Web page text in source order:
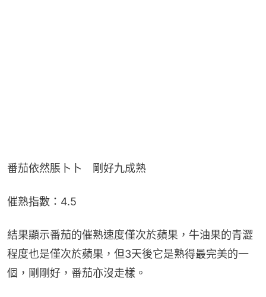
番茄依然脹卜卜　剛好九成熟
催熟指數：4.5
結果顯示番茄的催熟速度僅次於蘋果，牛油果的青澀
程度也是僅次於蘋果，但3天後它是熟得最完美的一
個，剛剛好，番茄亦沒走樣。